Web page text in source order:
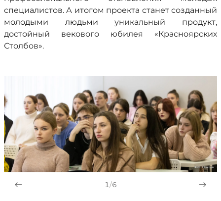
специалистов. А итогом проекта станет созданный
молодыми людьми уникальный продукт,
достойный векового юбилея «Красноярских
Столбов».
1/6